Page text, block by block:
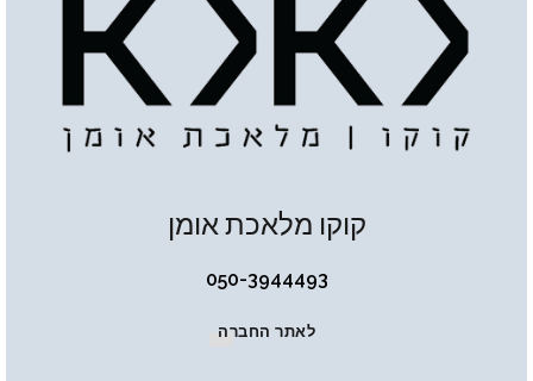
קוקו מלאכת אומן
050-3944493
לאתר החברה